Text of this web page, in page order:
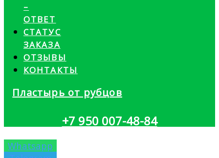
–
ОТВЕТ
СТАТУС
ЗАКАЗА
ОТЗЫВЫ
КОНТАКТЫ
Пластырь от рубцов
+7 950 007-48-84
Whatsapp